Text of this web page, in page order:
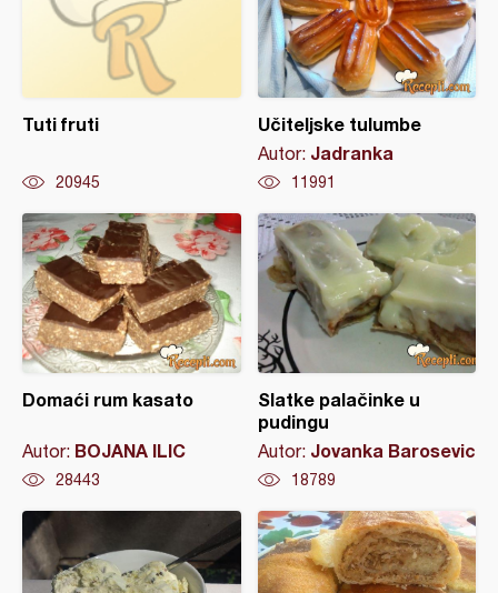
Tuti fruti
20945
Učiteljske tulumbe
Autor: Jadranka
11991
Domaći rum kasato
Autor: BOJANA ILIC
28443
Slatke palačinke u
pudingu
Autor: Jovanka Barosevic
18789